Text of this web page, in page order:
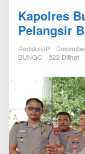
Kapolres
Pelangsir
RedaksiJP
BUNGO
522 Dilihat